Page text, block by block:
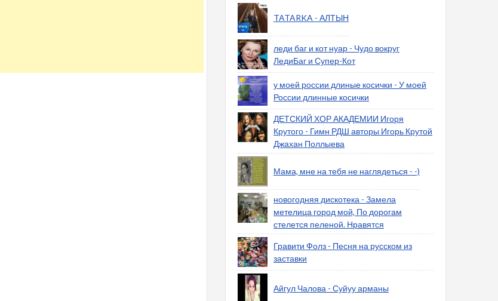
TATARKA - АЛТЫН
леди баг и кот нуар - Чудо вокруг
ЛедиБаг и Супер-Кот
у моей россии длиные косички - У моей
России длинные косички
ДЕТСКИЙ ХОР АКАДЕМИИ Игоря
Крутого - Гимн РДШ авторы Игорь Крутой
Джахан Поллыева
Мама, мне на тебя не наглядеться - -)
новогодняя дискотека - Замела
метелица город мой, По дорогам
стелется пеленой. Нравятся
Гравити Фолз - Песня на русском из
заставки
Айгул Чалова - Суйуу арманы